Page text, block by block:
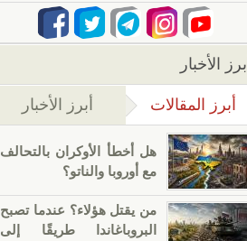
أبرز الأخبار
أبرز المقالات (علامة التبويب النشطة)
أبرز الأخبار
هل أخطأ الأوكران بالتحالف
مع أوروبا والناتو؟
من يقتل هؤلاء؟ عندما تصبح
البروباغاندا طريقًا إلى